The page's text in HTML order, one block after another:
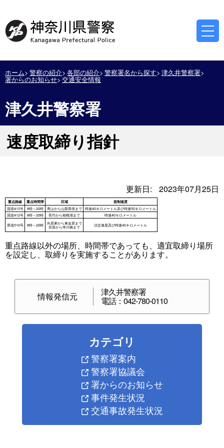
ホーム 警察の紹介 各部の紹介 警察署名から探す 津久井警察署
署からのお知らせ 交通安全情報
津久井警察署
速度取締り指針
更新日: 2023年07月25日
重点路線以外の場所、時間帯であっても、適宜取締り場所
を設定し、取締りを実施することがあります。
情報発信元 津久井警察署
電話：042-780-0110
カテゴリ
警察署案内
警察署協議会
署からのお知らせ
事件発生状況
交通事故発生状況